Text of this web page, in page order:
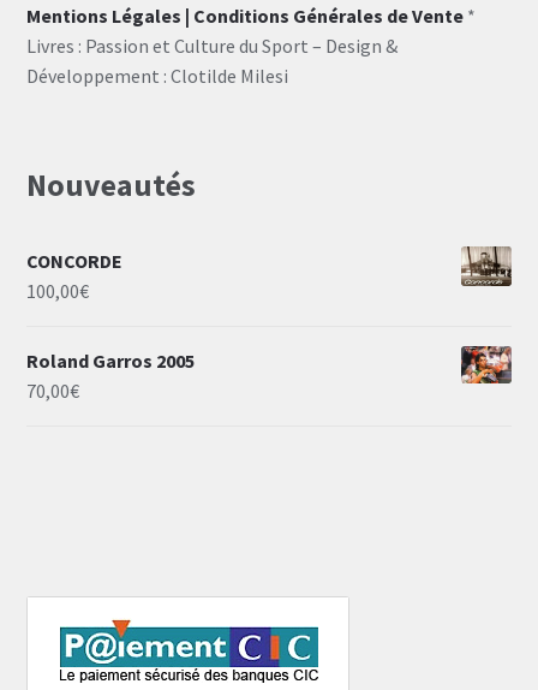
Mentions Légales | Conditions Générales de Vente *
Livres : Passion et Culture du Sport – Design &
Développement : Clotilde Milesi
Nouveautés
CONCORDE
100,00€
Roland Garros 2005
70,00€